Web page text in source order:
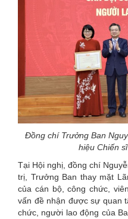
Đồng chí Trưởng Ban
hiệu Chiến
Tại Hội nghị, đồng chí
trị, Trưởng Ban thay mặt
của cán bộ, công chức,
vấn đề nhận được sự quan
chức, người lao động của